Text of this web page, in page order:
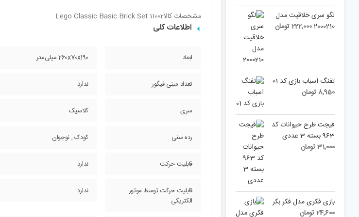
مشخصات کالاLego Classic Basic Brick Set 11002
اطلاعات کلی
ابعاد 260x70x190 میلی‌متر
تعداد مینی فیگور ندارد
سری کلاسیک
رده سنی کودک , نوجوان
قابلیت حرکت ندارد
قابلیت حرکت توسط موتور
الکتریکی
ندارد
لگو سری خلاقیت مدل
2000210
222,000تومان
تفنگ اسباب بازی کد 01
8,950 تومان
فیجت طرح حیوانات کد
963 بسته 3 عددی
31,000تومان
بازی فکری مدل فکر بکر
24,600تومان